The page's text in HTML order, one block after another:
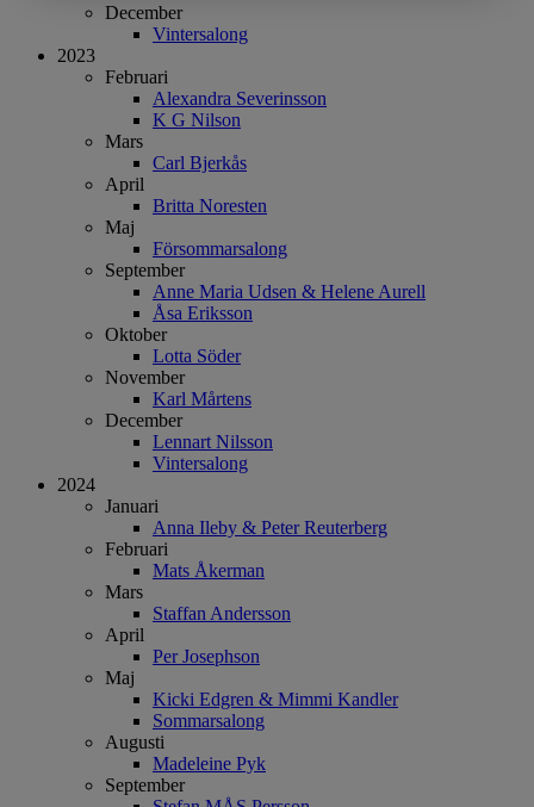
December
Vintersalong
2023
Februari
Alexandra Severinsson
K G Nilson
Mars
Carl Bjerkås
April
Britta Noresten
Maj
Försommarsalong
September
Anne Maria Udsen & Helene Aurell
Åsa Eriksson
Oktober
Lotta Söder
November
Karl Mårtens
December
Lennart Nilsson
Vintersalong
2024
Januari
Anna Ileby & Peter Reuterberg
Februari
Mats Åkerman
Mars
Staffan Andersson
April
Per Josephson
Maj
Kicki Edgren & Mimmi Kandler
Sommarsalong
Augusti
Madeleine Pyk
September